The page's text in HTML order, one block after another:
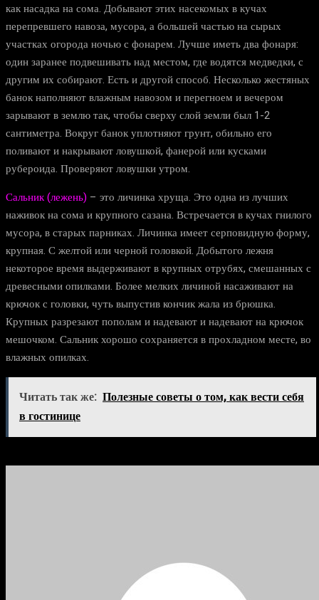
как насадка на сома. Добывают этих насекомых в кучах
перепревшего навоза, мусора, а большей частью на сырых
участках огорода ночью с фонарем. Лучше иметь два фонаря:
один заранее подвешивать над местом, где водятся медведки, с
другим их собирают. Есть и другой способ. Несколько жестяных
банок наполняют влажным навозом и перегноем и вечером
зарывают в землю так, чтобы сверху слой земли был 1-2
сантиметра. Вокруг банок уплотняют грунт, обильно его
поливают и накрывают ловушкой, фанерой или кусками
рубероида. Проверяют ловушки утром.
Сальник (лежень) – это личинка хруща. Это одна из лучших
наживок на сома и крупного сазана. Встречается в кучах гнилого
мусора, в старых парниках. Личинка имеет серповидную форму,
крупная. С желтой или черной головкой. Добытого лежня
некоторое время выдерживают в крупных отрубях, смешанных с
древесными опилками. Более мелких личиной насаживают на
крючок с головки, чуть выпустив кончик жала из брюшка.
Крупных разрезают пополам и надевают и надевают на крючок
мешочком. Сальник хорошо сохраняется в прохладном месте, во
влажных опилках.
Читать так же: Полезные советы о том, как вести себя
в гостинице